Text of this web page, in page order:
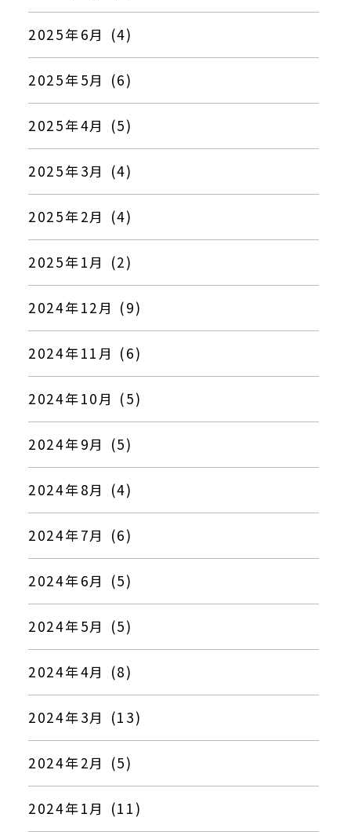
2025年6月 (4)
2025年5月 (6)
2025年4月 (5)
2025年3月 (4)
2025年2月 (4)
2025年1月 (2)
2024年12月 (9)
2024年11月 (6)
2024年10月 (5)
2024年9月 (5)
2024年8月 (4)
2024年7月 (6)
2024年6月 (5)
2024年5月 (5)
2024年4月 (8)
2024年3月 (13)
2024年2月 (5)
2024年1月 (11)